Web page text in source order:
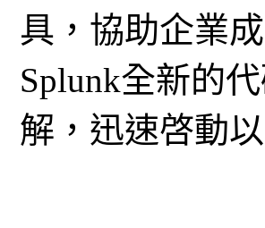
具，協助企業
Splunk全新的
解，迅速啓動